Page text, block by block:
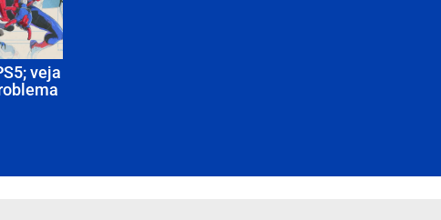
veja